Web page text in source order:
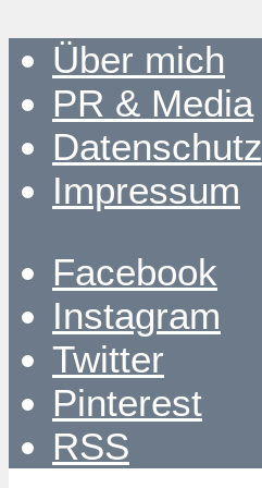
Über mich
PR & Media
Datenschutz
Impressum
Facebook
Instagram
Twitter
Pinterest
RSS